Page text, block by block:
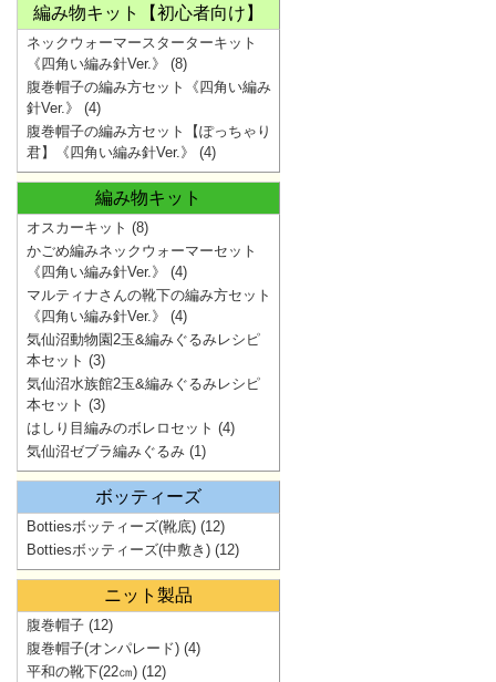
編み物キット【初心者向け】
ネックウォーマースターターキット
《四角い編み針Ver.》
(8)
腹巻帽子の編み方セット《四角い編み
針Ver.》
(4)
腹巻帽子の編み方セット【ぽっちゃり
君】《四角い編み針Ver.》
(4)
編み物キット
オスカーキット (8)
かごめ編みネックウォーマーセット
《四角い編み針Ver.》
(4)
マルティナさんの靴下の編み方セット
《四角い編み針Ver.》
(4)
気仙沼動物園2玉&編みぐるみレシピ
本セット (3)
気仙沼水族館2玉&編みぐるみレシピ
本セット (3)
はしり目編みのボレロセット (4)
気仙沼ゼブラ編みぐるみ (1)
ボッティーズ
Bottiesボッティーズ(靴底) (12)
Bottiesボッティーズ(中敷き) (12)
ニット製品
腹巻帽子 (12)
腹巻帽子(オンパレード) (4)
平和の靴下(22㎝) (12)